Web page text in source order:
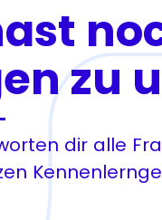
zu
dir alle